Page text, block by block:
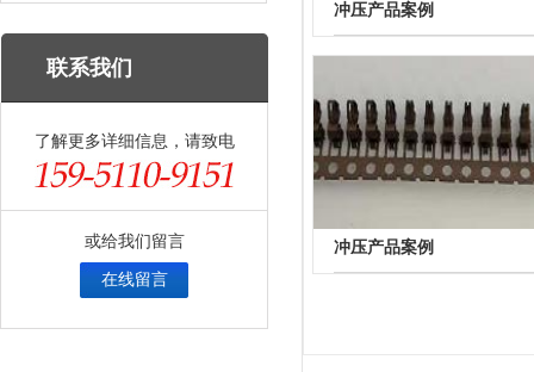
联系我们
了解更多详细信息，请致电
或给我们留言
在线留言
冲压产品案例
冲压产品案例